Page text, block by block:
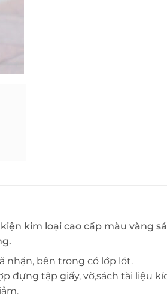
kim loại cao cấp màu vàng
nhặn, bên trong có lớp lót.
đựng tập giấy, vờ,sách tài liệu